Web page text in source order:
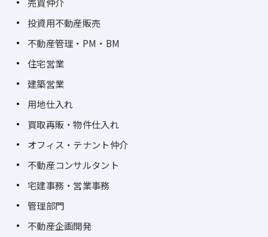
投資用不動産販売
不動産管理・PM・BM
住宅営業
建築営業
用地仕入れ
買取再販・物件仕入れ
オフィス・テナント仲介
不動産コンサルタント
宅建事務・営業事務
管理部門
不動産企画開発